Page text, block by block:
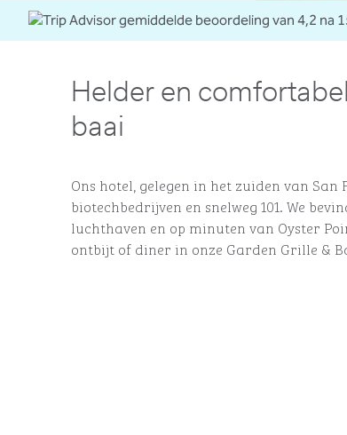
Helder en
baai
Ons hotel, gelegen in het zuiden van
biotechbedrijven en snelweg 101. We
luchthaven en op minuten van Oyster
ontbijt of diner in onze Garden Grille &